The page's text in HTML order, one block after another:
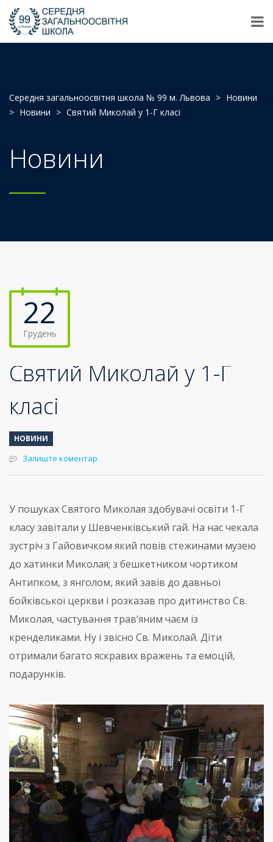
Середня загальноосвітня школа № 99 м. Львова > Новини
> Новини > Святий Миколай у 1-Г класі
Новини
22
Грудень
Святий Миколай у 1-Г
класі
НОВИНИ
Залиште коментар
У пошуках Святого Миколая здобувачі освіти 1-Г
класу завітали у Шевченківський гай. На нас чекала
зустріч з Гайовичком який повів стежинами музею
до хатинки Миколая; з бешкетником чортиком
Антипком, з янголом, який завів до давньої
бойківської церкви і розказав про дитинство Св.
Миколая, частування трав‘яним чаєм із
кренделиками. Ну і звісно Св. Миколай. Діти
отримали багато яскравих вражень та емоцій,
подарунків.